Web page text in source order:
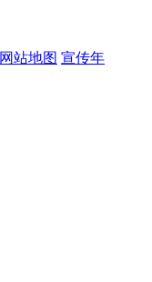
网站地图 宣传年